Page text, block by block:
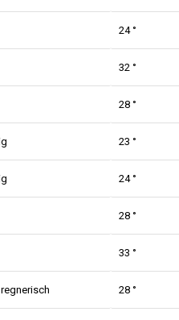
24 °
32 °
28 °
23 °
24 °
28 °
33 °
28 °